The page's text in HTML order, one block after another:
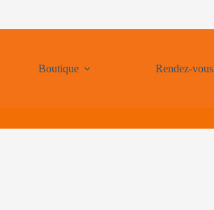
Boutique Rendez-vous